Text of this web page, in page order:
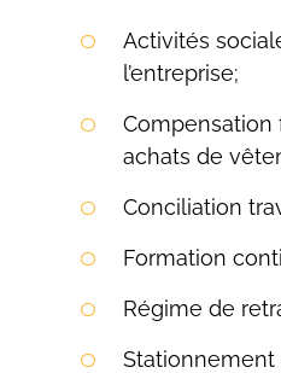
Activités
l’entreprise;
Compensation
achats de
Conciliation
Formation
Régime de
Stationnement